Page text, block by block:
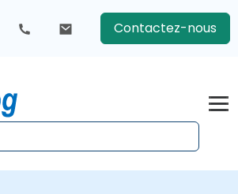
Contactez-nous